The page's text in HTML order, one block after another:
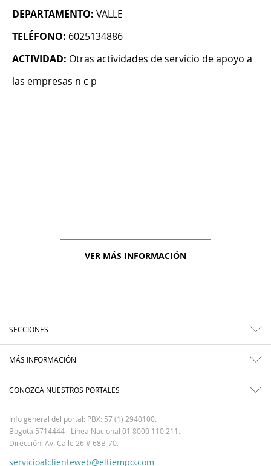
DEPARTAMENTO: VALLE
TELÉFONO: 6025134886
ACTIVIDAD: Otras actividades de servicio de apoyo a
las empresas n c p
VER MÁS INFORMACIÓN
SECCIONES
MÁS INFORMACIÓN
CONOZCA NUESTROS PORTALES
Info general del portal: PBX: 57 (1) 2940100.
Bogotá 5714444 - Línea Nacional 01 8000 110 211.
Dirección: Av. Calle 26 # 68B-70.
servicioalclienteweb@eltiempo.com